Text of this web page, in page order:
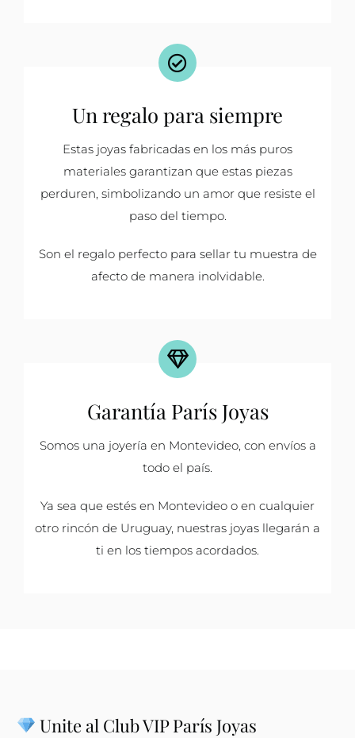
Un regalo para siempre
Estas joyas fabricadas en los más puros
materiales garantizan que estas piezas
perduren, simbolizando un amor que resiste el
paso del tiempo.
Son el regalo perfecto para sellar tu muestra de
afecto de manera inolvidable.
Garantía París Joyas
Somos una joyería en Montevideo, con envíos a
todo el país.
Ya sea que estés en Montevideo o en cualquier
otro rincón de Uruguay, nuestras joyas llegarán a
ti en los tiempos acordados.
Unite al Club VIP París Joyas